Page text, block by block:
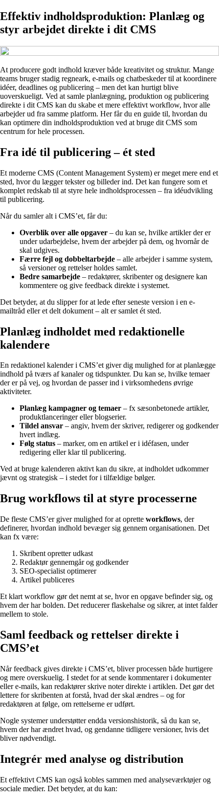
Effektiv indholdsproduktion: Planlæg og
styr arbejdet direkte i dit CMS
At producere godt indhold kræver både kreativitet og struktur. Mange
teams bruger stadig regneark, e-mails og chatbeskeder til at koordinere
idéer, deadlines og publicering – men det kan hurtigt blive
uoverskueligt. Ved at samle planlægning, produktion og publicering
direkte i dit CMS kan du skabe et mere effektivt workflow, hvor alle
arbejder ud fra samme platform. Her får du en guide til, hvordan du
kan optimere din indholdsproduktion ved at bruge dit CMS som
centrum for hele processen.
Fra idé til publicering – ét sted
Et moderne CMS (Content Management System) er meget mere end et
sted, hvor du lægger tekster og billeder ind. Det kan fungere som et
komplet redskab til at styre hele indholdsprocessen – fra idéudvikling
til publicering.
Når du samler alt i CMS’et, får du:
Overblik over alle opgaver – du kan se, hvilke artikler der er
under udarbejdelse, hvem der arbejder på dem, og hvornår de
skal udgives.
Færre fejl og dobbeltarbejde – alle arbejder i samme system,
så versioner og rettelser holdes samlet.
Bedre samarbejde – redaktører, skribenter og designere kan
kommentere og give feedback direkte i systemet.
Det betyder, at du slipper for at lede efter seneste version i en e-
mailtråd eller et delt dokument – alt er samlet ét sted.
Planlæg indholdet med redaktionelle
kalendere
En redaktionel kalender i CMS’et giver dig mulighed for at planlægge
indhold på tværs af kanaler og tidspunkter. Du kan se, hvilke temaer
der er på vej, og hvordan de passer ind i virksomhedens øvrige
aktiviteter.
Planlæg kampagner og temaer – fx sæsonbetonede artikler,
produktlanceringer eller blogserier.
Tildel ansvar – angiv, hvem der skriver, redigerer og godkender
hvert indlæg.
Følg status – marker, om en artikel er i idéfasen, under
redigering eller klar til publicering.
Ved at bruge kalenderen aktivt kan du sikre, at indholdet udkommer
jævnt og strategisk – i stedet for i tilfældige bølger.
Brug workflows til at styre processerne
De fleste CMS’er giver mulighed for at oprette workflows, der
definerer, hvordan indhold bevæger sig gennem organisationen. Det
kan fx være:
Skribent opretter udkast
Redaktør gennemgår og godkender
SEO-specialist optimerer
Artikel publiceres
Et klart workflow gør det nemt at se, hvor en opgave befinder sig, og
hvem der har bolden. Det reducerer flaskehalse og sikrer, at intet falder
mellem to stole.
Saml feedback og rettelser direkte i
CMS’et
Når feedback gives direkte i CMS’et, bliver processen både hurtigere
og mere overskuelig. I stedet for at sende kommentarer i dokumenter
eller e-mails, kan redaktører skrive noter direkte i artiklen. Det gør det
lettere for skribenten at forstå, hvad der skal ændres – og for
redaktøren at følge, om rettelserne er udført.
Nogle systemer understøtter endda versionshistorik, så du kan se,
hvem der har ændret hvad, og gendanne tidligere versioner, hvis det
bliver nødvendigt.
Integrér med analyse og distribution
Et effektivt CMS kan også kobles sammen med analyseværktøjer og
sociale medier. Det betyder, at du kan: